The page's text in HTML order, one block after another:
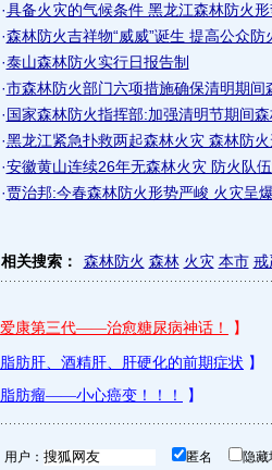
·具备火灾的气候条件 黑龙江森林防火
·森林防火吉祥物“威威”诞生 提高公众防
·泰山森林防火实行日报告制
·市森林防火部门六项措施确保清明期间
·国家森林防火指挥部:加强清明节期间森
·黑龙江紧急扑救两起森林火灾 森林防
·安徽黄山连续26年无森林火灾 防火队
·贾治邦:今春森林防火形势严峻 火灾呈
相关搜索： 森林防火 森林 火灾 本市 戒
用户： 匿名 隐